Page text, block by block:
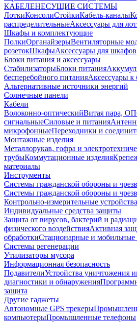
КАБЕЛЕНЕСУЩИЕ СИСТЕМЫ
ЛоткиКонсолиСтойкиКабель-каналы
распределительныеАксессуары для
Шкафы и комплектующие
ПолкиОрганайзерыВентиляторные
розетокШкафыАксессуары для шкафов
Блоки питания и аксессуары
СтабилизаторыБлоки питания
бесперебойного питанияАксессуары к
Альтернативные источники энергий
Солнечные панели
Кабели
Волоконно-оптическийВитая пара,
сигнальныеСиловые и питания
микрофонныеПереходники и
Монтажные изделия
Металлорукав, гофра и
трубыКоммутационные изделия
материалы
Инструменты
Системы гражданской обороны и
Системы гражданской обороны и
Контрольно-измерительные устройства
Индивидуальные средства защиты
Защита от вирусов, бактерий и
физического воздействияАктивная
обработкиСтационарные и мобильные
Системы регенерации
Утилизаторы мусора
Информационная безопасность
ПодавителиУстройства уничтожения
диагностики и обнаружения
защита
Другие гаджеты
Автономные GPS трекеры
компьютерыПромышленные телефоны